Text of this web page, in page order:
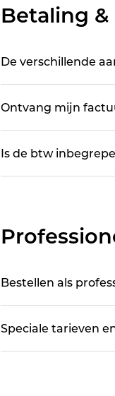
Betaling
De verschillende
Ontvang mijn
Is de btw
Bestellen als
Speciale tarieven